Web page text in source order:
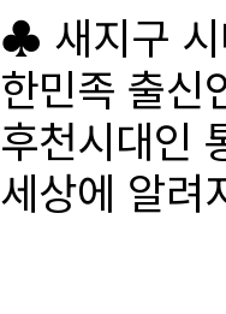
♣ 새지구 시
한민족 출신
후천시대인
세상에 알려